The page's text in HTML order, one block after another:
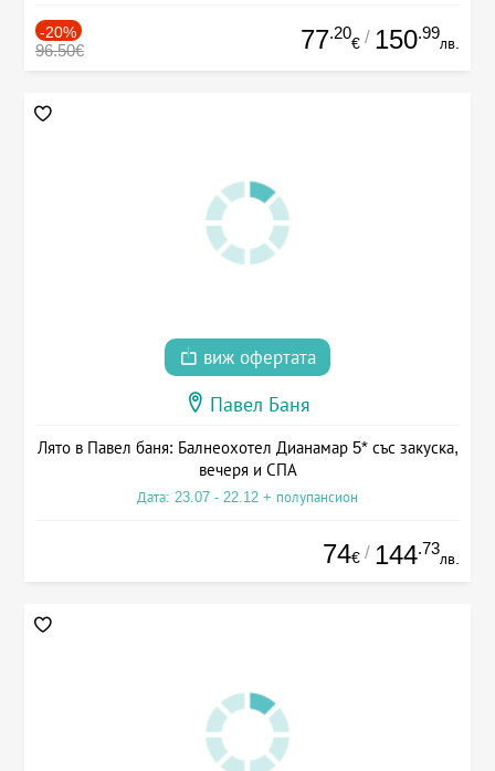
-20%
96.50€ 77.20
€ / 150.99
лв.
виж офертата
Павел Баня
Лято в Павел баня: Балнеохотел Дианамар 5* със закуска,
вечеря и СПА
Дата: 23.07 - 22.12 + полупансион
74€ / 144.73
лв.